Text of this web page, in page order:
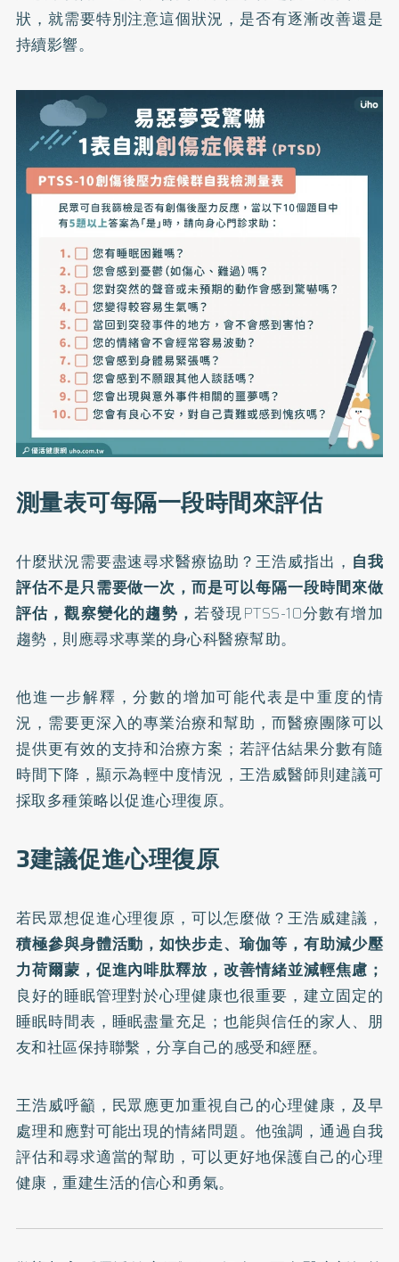
狀，就需要特別注意這個狀況，是否有逐漸改善還是
持續影響。
測量表可每隔一段時間來評估
什麼狀況需要盡速尋求醫療協助？王浩威指出， 自我
評估不是只需要做一次，而是可以每隔一段時間來做
評估，觀察變化的趨勢，若發現PTSS-10分數有增加
趨勢，則應尋求專業的身心科醫療幫助。
他進一步解釋，分數的增加可能代表是中重度的情
況，需要更深入的專業治療和幫助，而醫療團隊可以
提供更有效的支持和治療方案；若評估結果分數有隨
時間下降，顯示為輕中度情況，王浩威醫師則建議可
採取多種策略以促進心理復原。
3建議促進心理復原
若民眾想促進心理復原，可以怎麼做？王浩威建議，
積極參與身體活動，如快步走、瑜伽等，有助減少壓
力荷爾蒙，促進內啡肽釋放，改善情緒並減輕焦慮；
良好的睡眠管理對於心理健康也很重要，建立固定的
睡眠時間表，睡眠盡量充足；也能與信任的家人、朋
友和社區保持聯繫，分享自己的感受和經歷。
王浩威呼籲，民眾應更加重視自己的心理健康，及早
處理和應對可能出現的情緒問題。他強調，通過自我
評估和尋求適當的幫助，可以更好地保護自己的心理
健康，重建生活的信心和勇氣。